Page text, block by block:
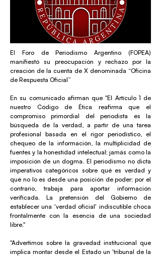
El Foro de Periodismo Argentino (FOPEA)
manifiestó su preocupación y rechazo por la
creación de la cuenta de X denominada “Oficina
de Respuesta Oficial”
En su comunicado afirman que "El Artículo 1 de
nuestro Código de Ética reafirma que el
compromiso primordial del periodista es la
búsqueda de la verdad, a partir de una tarea
profesional basada en el rigor periodístico, el
chequeo de la información, la multiplicidad de
fuentes y la honestidad intelectual; jamás como la
imposición de un dogma. El periodismo no dicta
imperativos categóricos sobre qué es verdad y
qué no lo es desde una posición de poder; por el
contrario, trabaja para aportar información
verificada. La pretensión del Gobierno de
establecer una 'verdad oficial' indiscutible choca
frontalmente con la esencia de una sociedad
libre."
"Advertimos sobre la gravedad institucional que
implica montar desde el Estado un 'tribunal de la